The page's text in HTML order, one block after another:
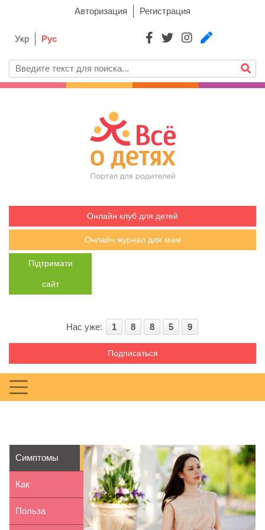
Авторизация Регистрация
Укр Рус
Онлайн клуб для детей
Онлайн журнал для мам
Підтримати
сайт
Нас уже: 1 8 8 5 9
Подписаться
Симптомы
замершей
беременности
Как
приготовить
Польза